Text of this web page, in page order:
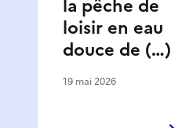
la pêche de
loisir en eau
douce de (…)
19 mai 2026